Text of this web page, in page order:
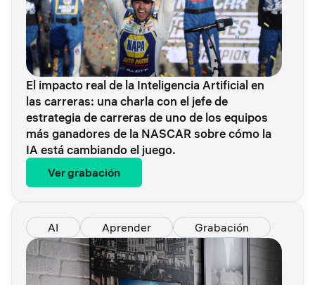
El impacto real de la Inteligencia Artificial en
las carreras: una charla con el jefe de
estrategia de carreras de uno de los equipos
más ganadores de la NASCAR sobre cómo la
IA está cambiando el juego.
Ver grabación
AI Aprender Grabación